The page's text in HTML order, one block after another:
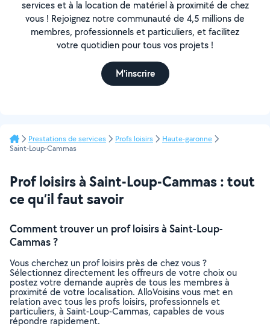
services et à la location de matériel à proximité de chez
vous ! Rejoignez notre communauté de 4,5 millions de
membres, professionnels et particuliers, et facilitez
votre quotidien pour tous vos projets !
M'inscrire
Prestations de services Profs loisirs
Haute-garonne
Saint-Loup-Cammas
Prof loisirs à Saint-Loup-Cammas : tout
ce qu’il faut savoir
Comment trouver un prof loisirs à Saint-Loup-
Cammas ?
Vous cherchez un prof loisirs près de chez vous ?
Sélectionnez directement les offreurs de votre choix ou
postez votre demande auprès de tous les membres à
proximité de votre localisation. AlloVoisins vous met en
relation avec tous les profs loisirs, professionnels et
particuliers, à Saint-Loup-Cammas, capables de vous
répondre rapidement.